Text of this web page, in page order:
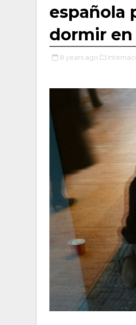
española
dormir en
8 years ago